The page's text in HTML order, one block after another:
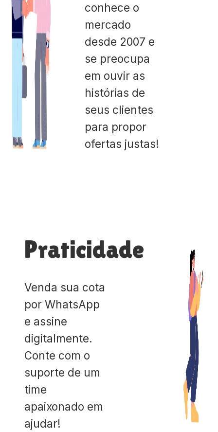
conhece o
mercado
desde 2007 e
se preocupa
em ouvir as
histórias de
seus clientes
para propor
ofertas justas!
Praticidade
Venda sua cota
por WhatsApp
e assine
digitalmente.
Conte com o
suporte de um
time
apaixonado em
ajudar!